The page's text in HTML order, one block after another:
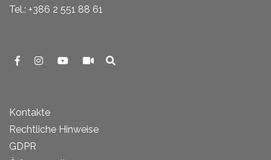
Tel.: +386 2 551 88 61
Kontakte
Rechtliche Hinweise
GDPR